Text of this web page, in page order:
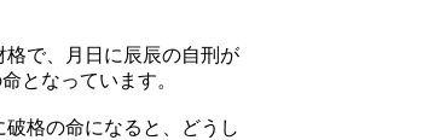
で、月日に辰辰の自刑が
となっています。
格の命になると、どうし